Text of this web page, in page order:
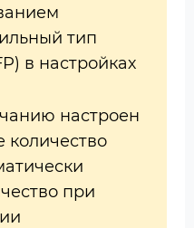
тип
в настройках
настроен
количество
при